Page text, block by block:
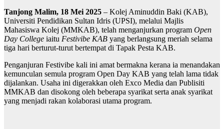
Tanjong Malim, 18 Mei 2025 – Kolej Aminuddin Baki (KAB),
Universiti Pendidikan Sultan Idris (UPSI), melalui Majlis
Mahasiswa Kolej (MMKAB), telah menganjurkan program Open
Day College iaitu Festivibe KAB yang berlangsung meriah selama
tiga hari berturut-turut bertempat di Tapak Pesta KAB.
Penganjuran Festivibe kali ini amat bermakna kerana ia menandakan
kemunculan semula program Open Day KAB yang telah lama tidak
dijalankan. Usaha ini digerakkan oleh Exco Media dan Publisiti
MMKAB dan disokong oleh beberapa syarikat serta anak syarikat
yang menjadi rakan kolaborasi utama program.